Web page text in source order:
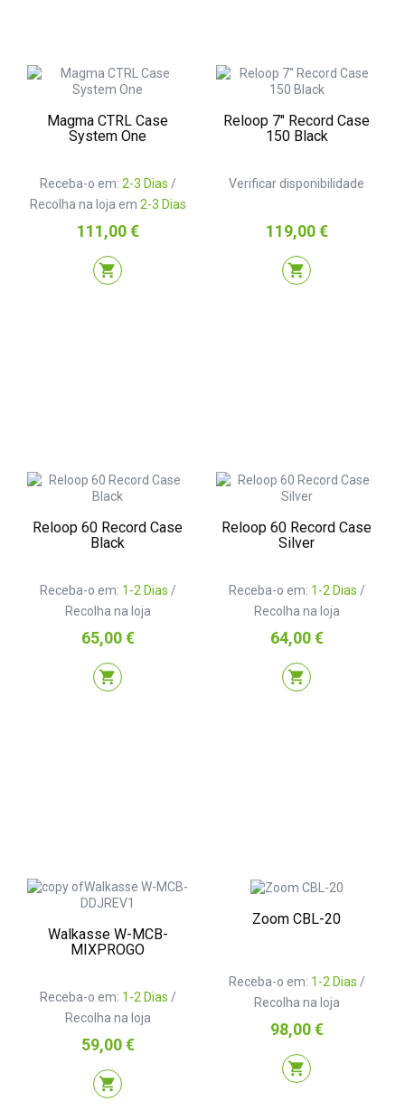
Magma CTRL Case
System One
Receba-o em: 2-3 Dias /
Recolha na loja em 2-3 Dias
Preço
111,00 €
shopping_cart
Reloop 7″ Record Case
150 Black
Verificar disponibilidade
Preço
119,00 €
shopping_cart
Reloop 60 Record Case
Black
Receba-o em: 1-2 Dias /
Recolha na loja
Preço
65,00 €
shopping_cart
Reloop 60 Record Case
Silver
Receba-o em: 1-2 Dias /
Recolha na loja
Preço
64,00 €
shopping_cart
Walkasse W-MCB-
MIXPROGO
Receba-o em: 1-2 Dias /
Recolha na loja
Preço
59,00 €
shopping_cart
Zoom CBL-20
Receba-o em: 1-2 Dias /
Recolha na loja
Preço
98,00 €
shopping_cart